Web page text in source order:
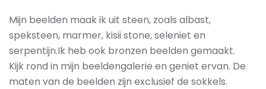
Mijn beelden maak ik uit steen, zoals albast,
speksteen, marmer, kisii stone, seleniet en
serpentijn.Ik heb ook bronzen beelden gemaakt.
Kijk rond in mijn beeldengalerie en geniet ervan. De
maten van de beelden zijn exclusief de sokkels.